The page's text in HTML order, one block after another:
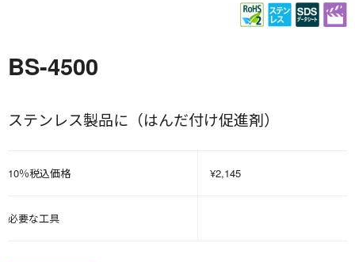
BS-4500
ステンレス製品に（はんだ付け促進剤）
10％税込価格 ¥2,145
必要な工具